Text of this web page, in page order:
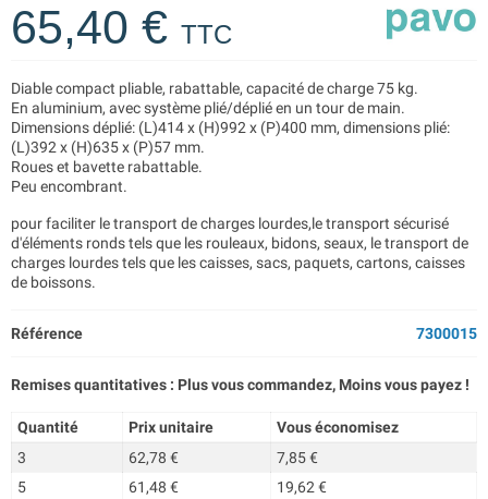
65,40 € TTC
Diable compact pliable, rabattable, capacité de charge 75 kg.
En aluminium, avec système plié/déplié en un tour de main.
Dimensions déplié: (L)414 x (H)992 x (P)400 mm, dimensions plié:
(L)392 x (H)635 x (P)57 mm.
Roues et bavette rabattable.
Peu encombrant.
pour faciliter le transport de charges lourdes,le transport sécurisé
d'éléments ronds tels que les rouleaux, bidons, seaux, le transport de
charges lourdes tels que les caisses, sacs, paquets, cartons, caisses
de boissons.
Référence 7300015
Remises quantitatives : Plus vous commandez, Moins vous payez !
Quantité Prix unitaire
Vous économisez
3
62,78 €
7,85 €
5
61,48 €
19,62 €